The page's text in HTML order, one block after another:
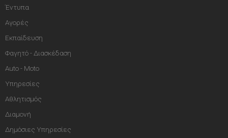
Έντυπα
Αγορές
Εκπαίδευση
Φαγητό - Διασκέδαση
Auto - Moto
Υπηρεσίες
Αθλητισμός
Διαμονή
Δημόσιες Υπηρεσίες